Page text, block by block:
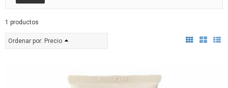
1 productos
Ordenar por: Precio